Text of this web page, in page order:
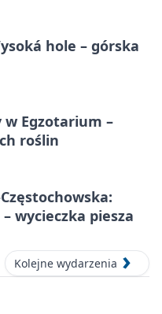
hole – górska
Egzotarium –
roślin
wycieczka piesza
Kolejne wydarzenia